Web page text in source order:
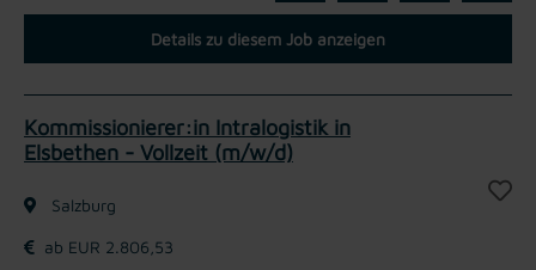
Details zu diesem Job anzeigen
Kommissionierer:in Intralogistik in
Elsbethen - Vollzeit (m/w/d)
Salzburg
ab EUR 2.806,53